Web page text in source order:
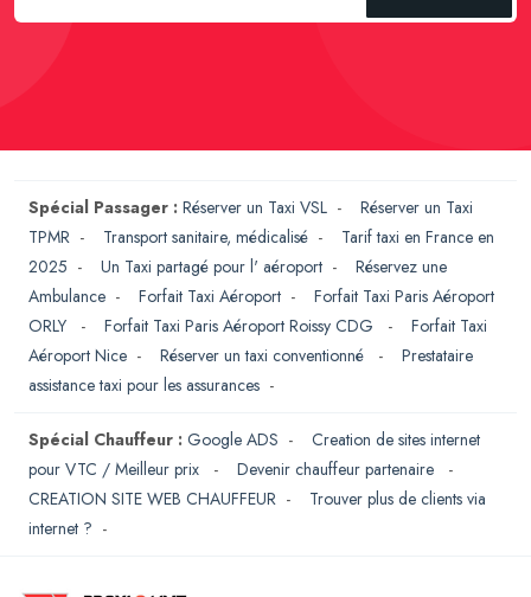
Spécial Passager : Réserver un Taxi VSL - Réserver un Taxi
TPMR - Transport sanitaire, médicalisé - Tarif taxi en France en
2025 - Un Taxi partagé pour l' aéroport - Réservez une
Ambulance - Forfait Taxi Aéroport - Forfait Taxi Paris Aéroport
ORLY
- Forfait Taxi Paris Aéroport Roissy CDG - Forfait Taxi
Aéroport Nice - Réserver un taxi conventionné - Prestataire
assistance taxi pour les assurances -
Spécial Chauffeur : Google ADS - Creation de sites internet
pour VTC / Meilleur prix
- Devenir chauffeur partenaire
-
CREATION SITE WEB CHAUFFEUR - Trouver plus de clients via
internet ? -